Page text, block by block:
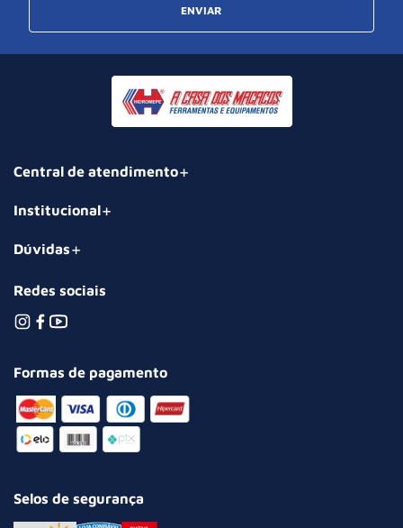
ENVIAR
Central de atendimento
Institucional
Dúvidas
Redes sociais
Formas de pagamento
Selos de segurança